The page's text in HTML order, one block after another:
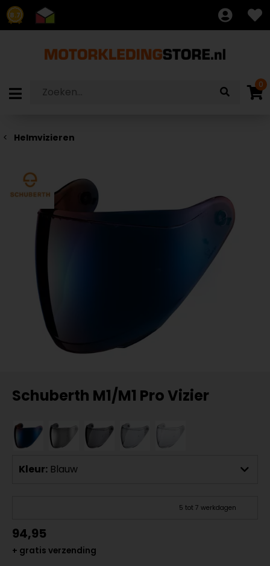
8.7
0
Helmvizieren
Schuberth M1/M1 Pro Vizier
Kleur: Blauw
5 tot 7 werkdagen
94,95
+ gratis verzending